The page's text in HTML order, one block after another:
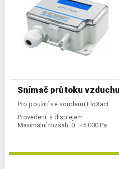
Snímač průtoku
Pro použití se sondami FloXact
Provedení: s displejem
Maximální rozsah: 0…+5 000 Pa